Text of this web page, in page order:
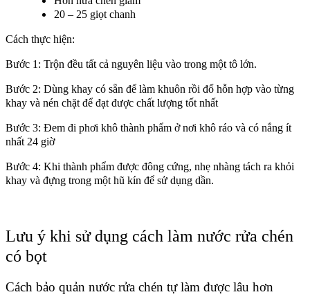
20 – 25 giọt chanh
Cách thực hiện:
Bước 1: Trộn đều tất cả nguyên liệu vào trong một tô lớn.
Bước 2: Dùng khay có sẵn để làm khuôn rồi đổ hỗn hợp vào từng
khay và nén chặt để đạt được chất lượng tốt nhất
Bước 3: Đem đi phơi khô thành phẩm ở nơi khô ráo và có nắng ít
nhất 24 giờ
Bước 4: Khi thành phẩm được đông cứng, nhẹ nhàng tách ra khỏi
khay và đựng trong một hũ kín để sử dụng dần.
Lưu ý khi sử dụng cách làm nước rửa chén
có bọt
Cách bảo quản nước rửa chén tự làm được lâu hơn